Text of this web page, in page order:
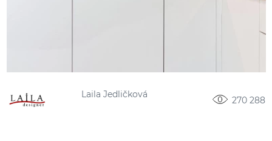
Laila Jedličková
270 288